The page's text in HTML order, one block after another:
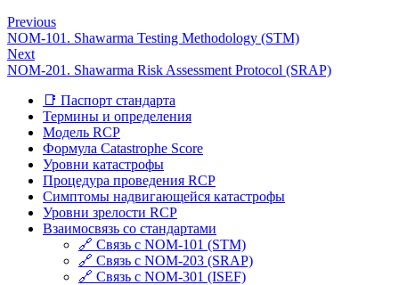
Previous
NOM-101. Shawarma Testing Methodology (STM)
Next
NOM-201. Shawarma Risk Assessment Protocol (SRAP)
📑 Паспорт стандарта
Термины и определения
Модель RCP
Формула Catastrophe Score
Уровни катастрофы
Процедура проведения RCP
Симптомы надвигающейся катастрофы
Уровни зрелости RCP
Взаимосвязь со стандартами
🔗 Связь с NOM-101 (STM)
🔗 Связь с NOM-203 (SRAP)
🔗 Связь с NOM-301 (ISEF)